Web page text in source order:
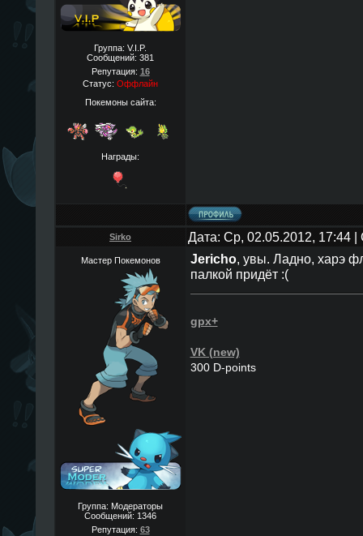
Группа: V.I.P.
Сообщений: 381
Репутация: 16
Статус: Оффлайн
Покемоны сайта:
Награды:
Sirko Дата: Ср, 02.05.2012, 17:44
Мастер Покемонов
Группа: Модераторы
Сообщений: 1346
Репутация: 63
Jericho, увы. Ладно, харэ
палкой придёт :(
gpx+
VK (new)
300 D-points